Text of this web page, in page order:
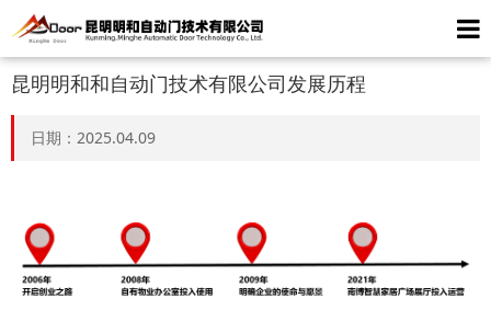
昆明明和和自动门技术有限公司发展历程
日期：2025.04.09